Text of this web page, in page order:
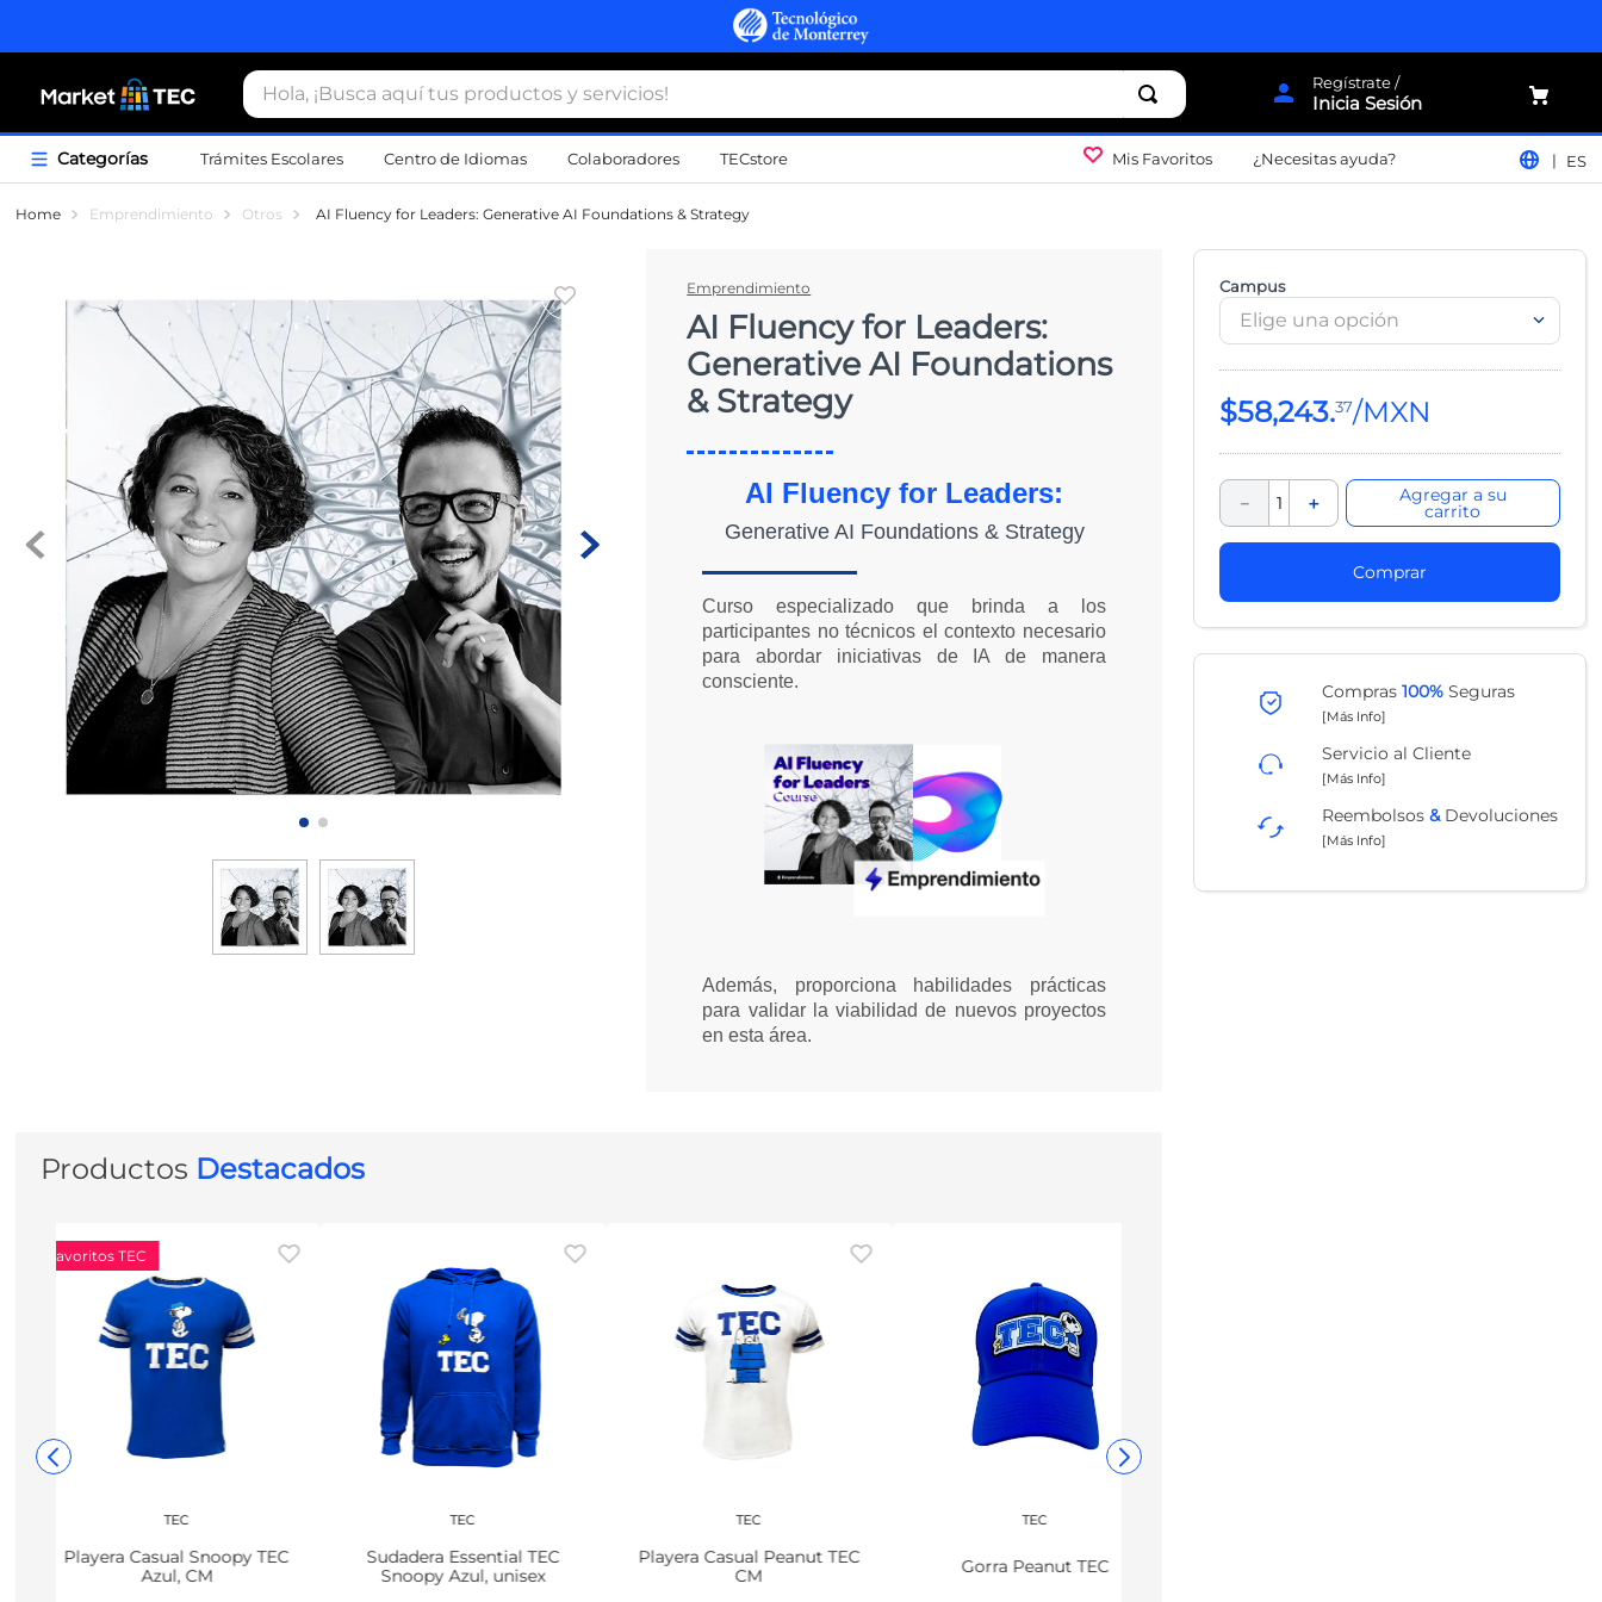
Hola, ¡Busca aquí tus productos y servicios!
Inicia Sesión
Trámites Escolares Centro de Idiomas Colaboradores TECstore Mis Favoritos ¿Necesitas ayuda? ES
Emprendimiento Otros AI Fluency for Leaders: Generative AI Foundations & Strategy
Emprendimiento
AI Fluency for Leaders:
Generative AI Foundations
& Strategy
AI Fluency for Leaders:
Generative AI Foundations & Strategy
Curso especializado que brinda a los
participantes no técnicos el contexto necesario
para abordar iniciativas de IA de manera
consciente.
Además, proporciona habilidades prácticas
para validar la viabilidad de nuevos proyectos
en esta área.
Productos Destacados
Favoritos TEC
TEC
Playera Casual Snoopy TEC
Azul, CM
TEC
Sudadera Essential TEC
Snoopy Azul, unisex
TEC
Playera Casual Peanut TEC
CM
TEC
Gorra Peanut TEC
Campus
Elige una opción
$58,243.37
＋
－ Agregar a su
carrito
Comprar
Compras 100%Seguras
[Más Info]
Servicio al Cliente
[Más Info]
Reembolsos &Devoluciones
[Más Info]
3.
movilidad
4
sudadera
5.
chamarra
6.
credencial
7.
locker
8. certificado